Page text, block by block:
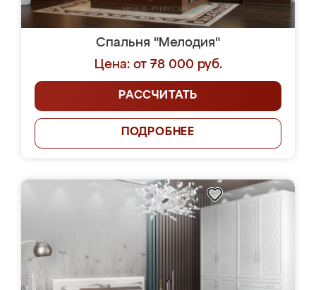
Спальня "Мелодия"
Цена: от 78 000 руб.
РАССЧИТАТЬ
ПОДРОБНЕЕ